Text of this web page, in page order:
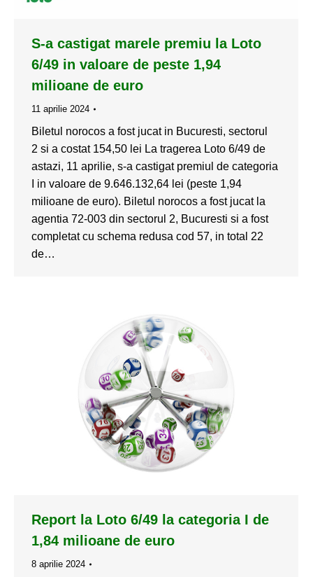
S-a castigat marele premiu la Loto
6/49 in valoare de peste 1,94
milioane de euro
11 aprilie 2024
Biletul norocos a fost jucat in Bucuresti, sectorul
2 si a costat 154,50 lei La tragerea Loto 6/49 de
astazi, 11 aprilie, s-a castigat premiul de categoria
I in valoare de 9.646.132,64 lei (peste 1,94
milioane de euro). Biletul norocos a fost jucat la
agentia 72-003 din sectorul 2, Bucuresti si a fost
completat cu schema redusa cod 57, in total 22
de…
Report la Loto 6/49 la categoria I de
1,84 milioane de euro
8 aprilie 2024